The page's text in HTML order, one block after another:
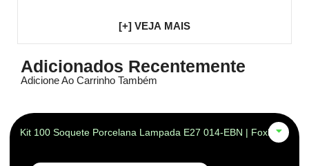
[+] VEJA MAIS
Adicionados Recentemente
Adicione Ao Carrinho Também
Kit 100 Soquete Porcelana Lampada E27 014-EBN | Foxlux